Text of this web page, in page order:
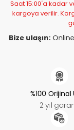
Saat 15:00'a kadar
kargoya verilir.
Bize ulaşın:Online
%100 Orijinal
2 yıl